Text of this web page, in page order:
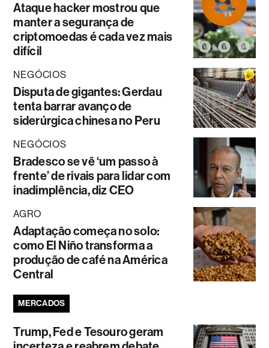
Ataque hacker mostrou que
manter a segurança de
criptomoedas é cada vez mais
difícil
NEGÓCIOS
Disputa de gigantes: Gerdau
tenta barrar avanço de
siderúrgica chinesa no Peru
NEGÓCIOS
Bradesco se vê ‘um passo à
frente’ de rivais para lidar com
inadimplência, diz CEO
AGRO
Adaptação começa no solo:
como El Niño transforma a
produção de café na América
Central
MERCADOS
Trump, Fed e Tesouro geram